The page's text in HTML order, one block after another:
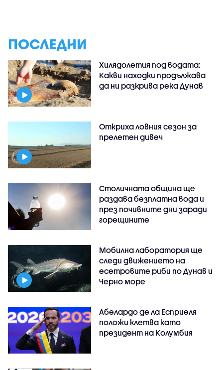
ПОСЛЕДНИ
Хилядолетия под водата:
Какви находки продължава
да ни разкрива река Дунав
Откриха ловния сезон за
прелетен дивеч
Столичната община ще
раздава безплатна вода и
през почивните дни заради
горещините
Мобилна лаборатория ще
следи движението на
есетровите риби по Дунав и
Черно море
Абелардо де ла Есприеля
положи клетва като
президент на Колумбия